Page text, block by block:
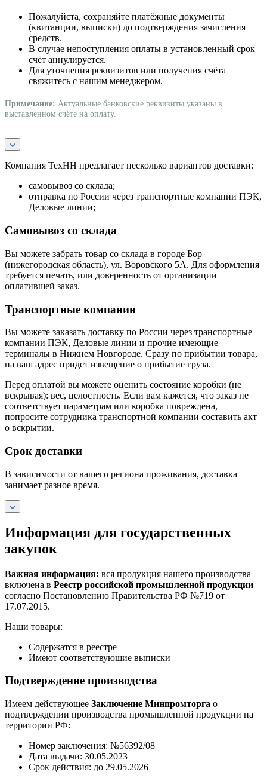
Пожалуйста, сохраняйте платёжные документы
(квитанции, выписки) до подтверждения зачисления
средств.
В случае непоступления оплаты в установленный срок
счёт аннулируется.
Для уточнения реквизитов или получения счёта
свяжитесь с нашим менеджером.
Примечание: Актуальные банковские реквизиты указаны в
выставленном счёте на оплату.
Компания ТехНН предлагает несколько вариантов доставки:
самовывоз со склада;
отправка по России через транспортные компании ПЭК,
Деловые линии;
Самовывоз со склада
Вы можете забрать товар со склада в городе Бор
(нижегородская область), ул. Воровского 5А. Для оформления
требуется печать, или доверенность от организации
оплатившей заказ.
Транспортные компании
Вы можете заказать доставку по России через транспортные
компании ПЭК, Деловые линии и прочие имеющие
терминалы в Нижнем Новгороде. Сразу по прибытии товара,
на ваш адрес придет извещение о прибытие груза.
Перед оплатой вы можете оценить состояние коробки (не
вскрывая): вес, целостность. Если вам кажется, что заказ не
соответствует параметрам или коробка повреждена,
попросите сотрудника транспортной компании составить акт
о вскрытии.
Срок доставки
В зависимости от вашего региона проживания, доставка
занимает разное время.
Информация для государственных
закупок
Важная информация: вся продукция нашего производства
включена в Реестр российской промышленной продукции
согласно Постановлению Правительства РФ №719 от
17.07.2015.
Наши товары:
Содержатся в реестре
Имеют соответствующие выписки
Подтверждение производства
Имеем действующее Заключение Минпромторга о
подтверждении производства промышленной продукции на
территории РФ:
Номер заключения: №56392/08
Дата выдачи: 30.05.2023
Срок действия: до 29.05.2026